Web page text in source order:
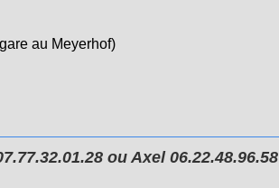
au Meyerhof)
ou Axel 06.22.48.96.58